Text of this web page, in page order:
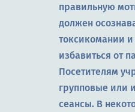
правильную
должен
токсикомании и
избавиться от
Посетителям
групповые или
сеансы. В